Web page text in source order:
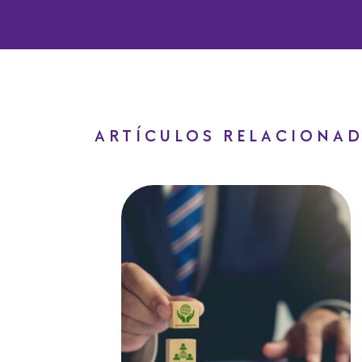
ARTÍCULOS